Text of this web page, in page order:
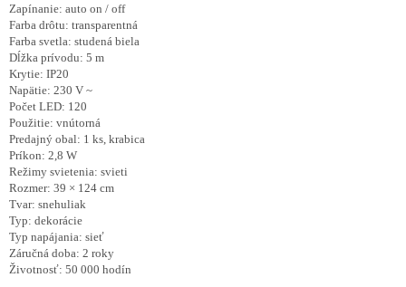
Zapínanie: auto on / off
Farba drôtu: transparentná
Farba svetla: studená biela
Dĺžka prívodu: 5 m
Krytie: IP20
Napätie: 230 V ~
Počet LED: 120
Použitie: vnútorná
Predajný obal: 1 ks, krabica
Príkon: 2,8 W
Režimy svietenia: svieti
Rozmer: 39 × 124 cm
Tvar: snehuliak
Typ: dekorácie
Typ napájania: sieť
Záručná doba: 2 roky
Životnosť: 50 000 hodín